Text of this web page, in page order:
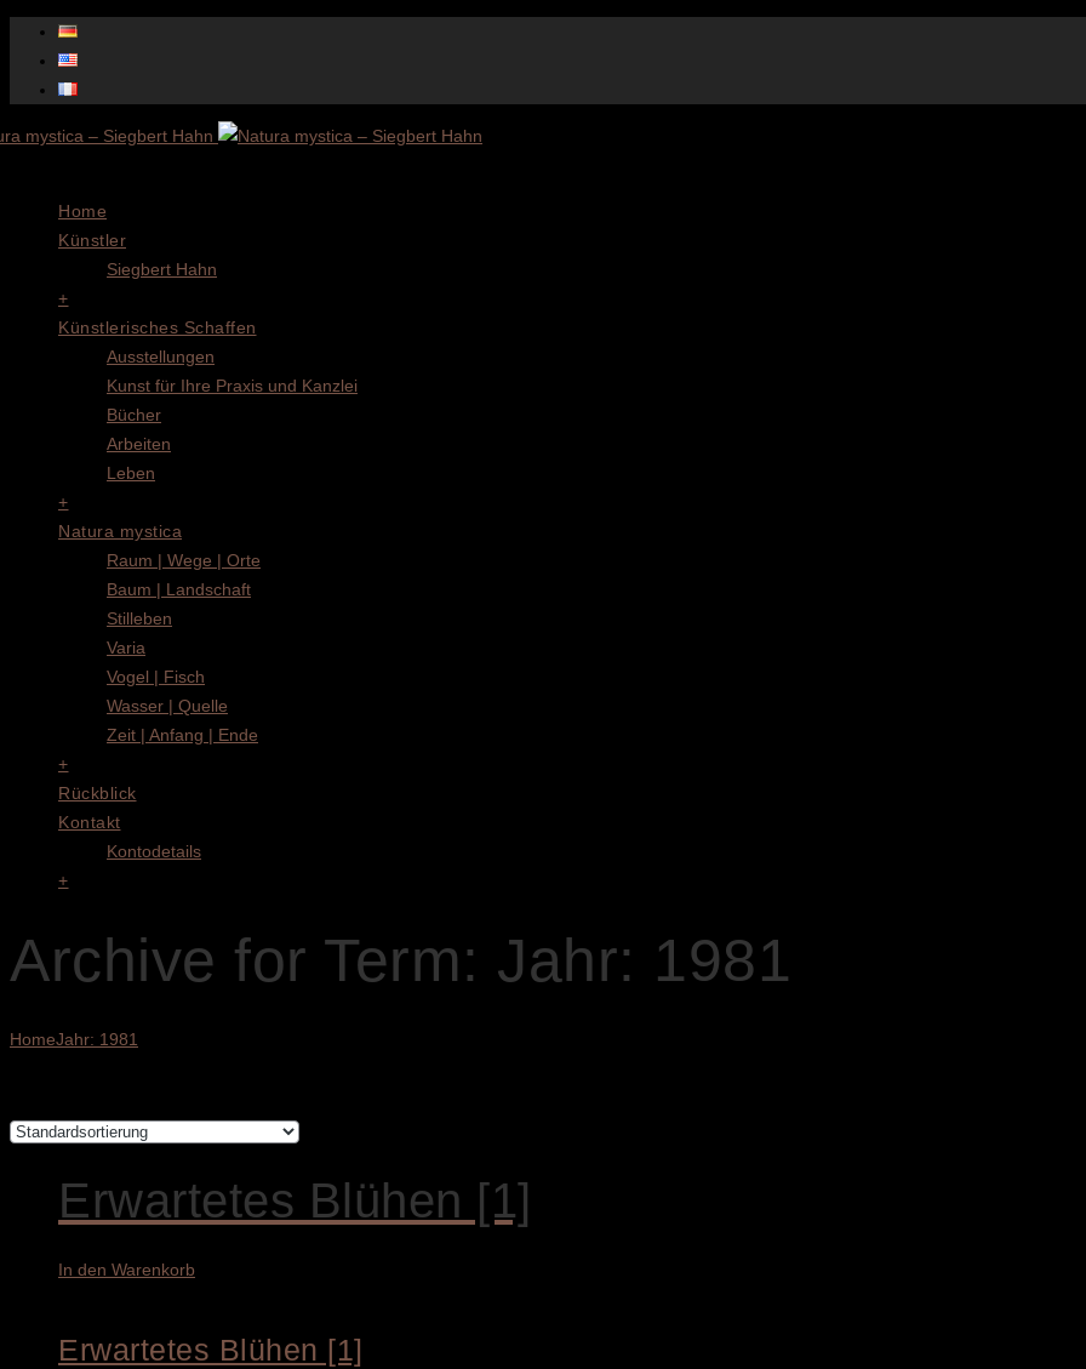
Home
Künstler
Siegbert Hahn
+
Künstlerisches Schaffen
Ausstellungen
Kunst für Ihre Praxis und Kanzlei
Bücher
Arbeiten
Leben
+
Natura mystica
Raum | Wege | Orte
Baum | Landschaft
Stilleben
Varia
Vogel | Fisch
Wasser | Quelle
Zeit | Anfang | Ende
+
Rückblick
Kontakt
Kontodetails
+
Archive for Term: Jahr: 1981
HomeJahr: 1981
Erwartetes Blühen [1]
In den Warenkorb
Erwartetes Blühen [1]